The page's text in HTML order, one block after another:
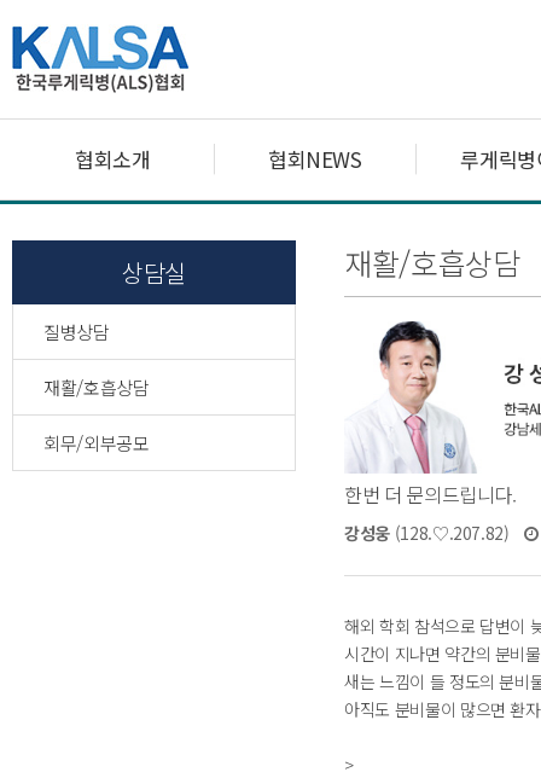
협회소개 협회NEWS 루게릭
상담실
질병상담
재활/호흡상담
회무/외부공모
재활/호흡상담
한번 더 문의드립니다.
강성웅(128.♡.207.82)
해외 학회 참석으로 답변이
시간이 지나면 약간의 분비
새는 느낌이 들 정도의 분비
아직도 분비물이 많으면 환
>